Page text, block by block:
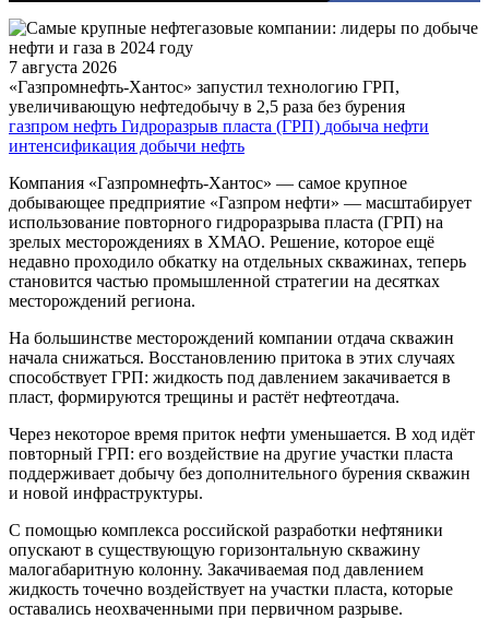
7 августа 2026
«Газпромнефть-Хантос» запустил технологию ГРП,
увеличивающую нефтедобычу в 2,5 раза без бурения
газпром нефть Гидроразрыв пласта (ГРП) добыча нефти
интенсификация добычи нефть
Компания «Газпромнефть-Хантос» — самое крупное
добывающее предприятие «Газпром нефти» — масштабирует
использование повторного гидроразрыва пласта (ГРП) на
зрелых месторождениях в ХМАО. Решение, которое ещё
недавно проходило обкатку на отдельных скважинах, теперь
становится частью промышленной стратегии на десятках
месторождений региона.
На большинстве месторождений компании отдача скважин
начала снижаться. Восстановлению притока в этих случаях
способствует ГРП: жидкость под давлением закачивается в
пласт, формируются трещины и растёт нефтеотдача.
Через некоторое время приток нефти уменьшается. В ход идёт
повторный ГРП: его воздействие на другие участки пласта
поддерживает добычу без дополнительного бурения скважин
и новой инфраструктуры.
С помощью комплекса российской разработки нефтяники
опускают в существующую горизонтальную скважину
малогабаритную колонну. Закачиваемая под давлением
жидкость точечно воздействует на участки пласта, которые
оставались неохваченными при первичном разрыве.